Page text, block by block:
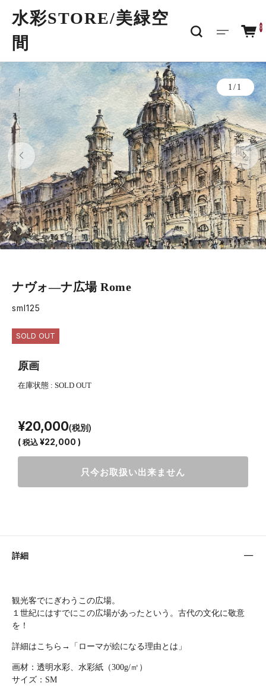
水彩STORE/​美緑空
間
0
1/1
ナヴォ―ナ広場 Rome
sml125
SOLD OUT
原画
在庫状態 : SOLD OUT
¥20,000(税別)
(税込¥22,000 )
只今お取扱い出来ません
詳細
観光客でにぎわうこの広場。
１世紀にはすでにこの広場があったという。古代の文化に敬意
を！
詳細はこちら→「 ローマが絵になる理由とは 」
画材：透明水彩、水彩紙（300g/㎡）
サイズ：SM